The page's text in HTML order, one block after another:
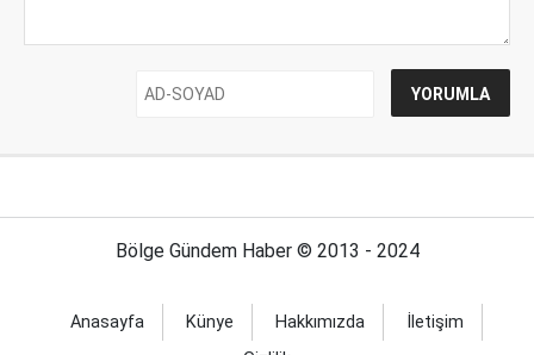
Bölge Gündem Haber © 2013 - 2024
Anasayfa Künye Hakkımızda
İletişim